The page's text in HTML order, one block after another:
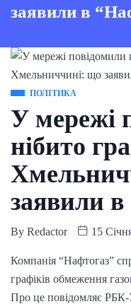
заявили в
ПОЛІТИКА
У мережі
нібито
заявили в
By Redactor 15
Компанія “Нафтогаз”
графіків обмеження
Про це повідомляє РБК-